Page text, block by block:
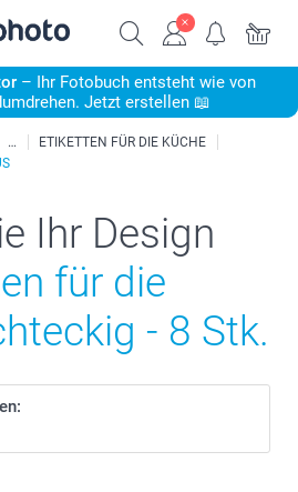
– Ihr Fotobuch entsteht wie von
Jetzt erstellen 📖
ETIKETTEN FÜR DIE KÜCHE
Ihr Design
für die
- 8 Stk.